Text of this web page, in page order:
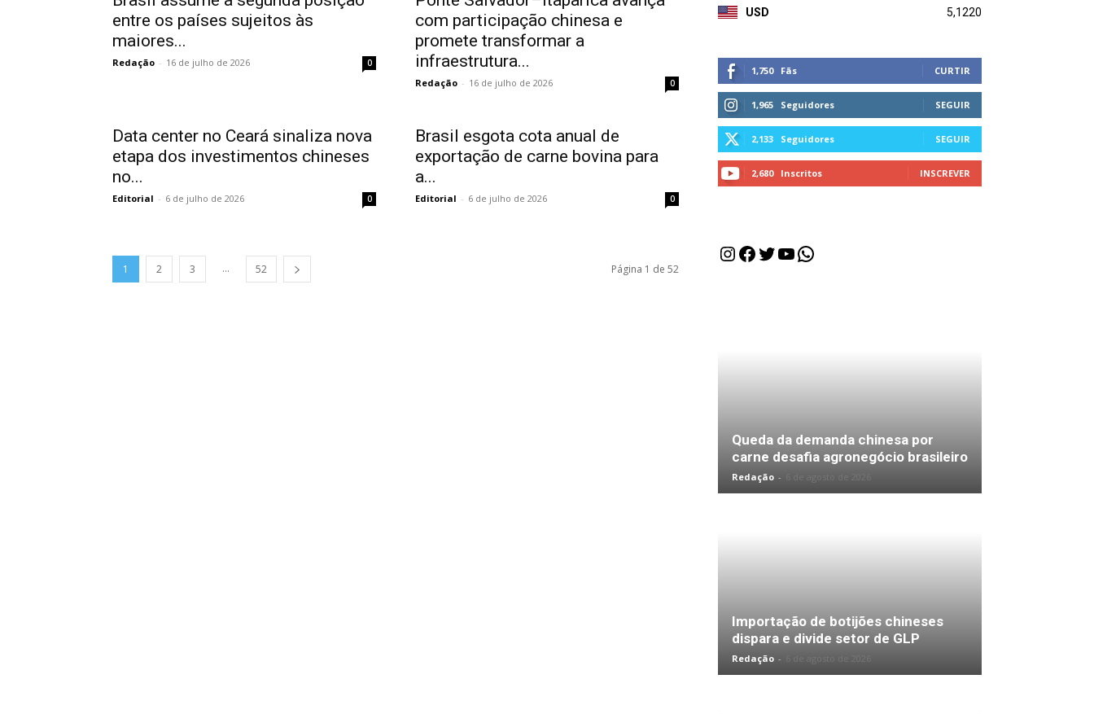
entre os países sujeitos às
maiores...
Redação - 16 de julho de 2026 0
com participação chinesa e
promete transformar a
infraestrutura...
Redação - 16 de julho de 2026 0
Data center no Ceará sinaliza nova
etapa dos investimentos chineses
no...
Editorial - 6 de julho de 2026 0
Brasil esgota cota anual de
exportação de carne bovina para
a...
Editorial - 6 de julho de 2026 0
1 2 3 ... 52 Página 1 de 52
USD 5,1220
1,750 Fãs CURTIR
1,965 Seguidores SEGUIR
2,133 Seguidores SEGUIR
2,680 Inscritos INSCREVER
Instagram
Facebook
Twitter
Youtube
WhatsApp
Queda da demanda chinesa por
carne desafia agronegócio brasileiro
Redação -
Importação de botijões chineses
dispara e divide setor de GLP
Redação -